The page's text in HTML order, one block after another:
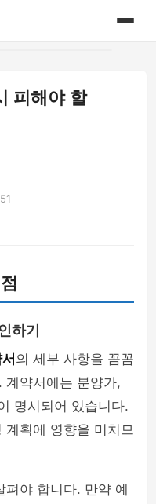
피해야 할
하기
의 세부 사항을 꼼꼼
계약서에는 분양가,
명시되어 있습니다.
계획에 영향을 미치므
야 합니다. 만약 예